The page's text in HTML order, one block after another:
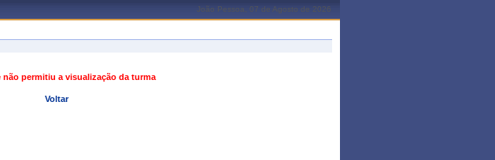
João Pessoa, 07 de Agosto de 2026
não permitiu a visualização da turma
Voltar